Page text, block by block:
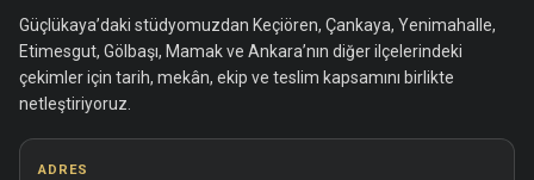
Güçlükaya’daki stüdyomuzdan Keçiören, Çankaya, Yenimahalle,
Etimesgut, Gölbaşı, Mamak ve Ankara’nın diğer ilçelerindeki
çekimler için tarih, mekân, ekip ve teslim kapsamını birlikte
netleştiriyoruz.
ADRES